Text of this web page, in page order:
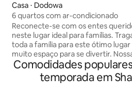
Casa ⋅ Dodowa
6 quartos com ar-condicionado
Reconecte-se com os entes
neste lugar ideal para famílias.
toda a família para este ótimo
muito espaço para se divertir.
equipe amigável é dedicada a
que você aproveite cada
sua estadia conosco. Há
Comodidades
temporada em